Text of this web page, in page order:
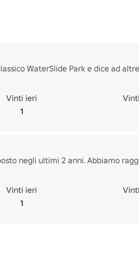
WaterSlide Park e dice ad
Vinti ieri
1
negli ultimi 2 anni. Abbiamo
Vinti ieri
1